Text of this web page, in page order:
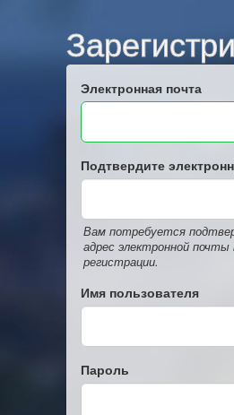
Электронная почта
Подтвердите
Вам потребуется
адрес электронной почты
регистрации.
Имя пользователя
Пароль